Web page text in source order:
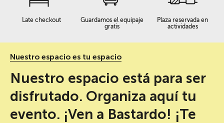
Late checkout
Guardamos el equipaje
gratis
Plaza reservada en
actividades
Nuestro espacio es tu espacio
Nuestro espacio está para ser
disfrutado. Organiza aquí tu
evento. ¡Ven a Bastardo! ¡Te